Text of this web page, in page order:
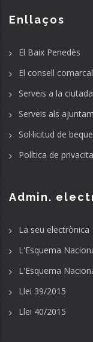
Enllaços
El Baix Penedès
El consell comarcal
Serveis a la
Serveis als
Sol·licitud de
Política de
Admin.
La seu electrònica
L'Esquema
L'Esquema
Llei 39/2015
Llei 40/2015